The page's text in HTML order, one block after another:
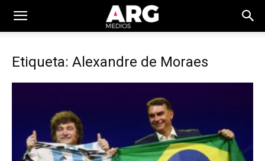
Etiqueta: Alexandre de Moraes